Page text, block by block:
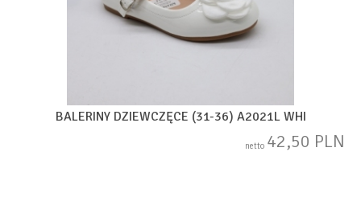
BALERINY DZIEWCZĘCE (31-36) A2021L WHI
netto 42,50 PLN